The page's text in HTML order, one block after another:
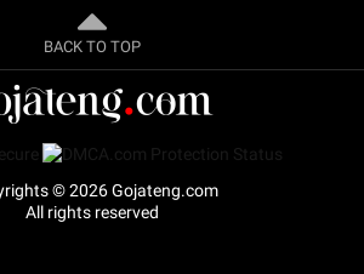
BACK TO TOP
© 2026 Gojateng.com
All rights reserved